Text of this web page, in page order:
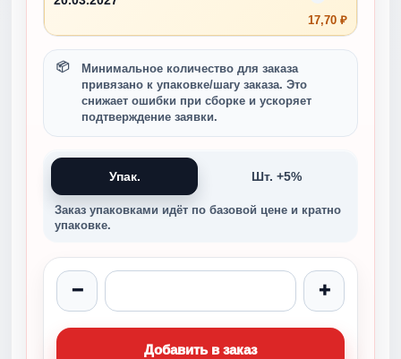
17,70 ₽
Минимальное количество для заказа
привязано к упаковке/шагу заказа. Это
снижает ошибки при сборке и ускоряет
подтверждение заявки.
Упак. Шт. +5%
Заказ упаковками идёт по базовой цене и кратно
упаковке.
− +
Добавить в заказ